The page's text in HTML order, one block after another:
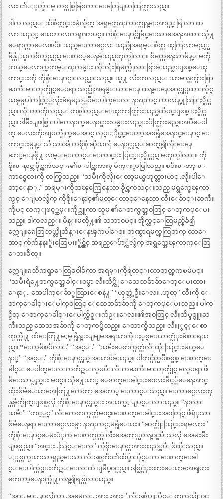
လး ၏ႏူတ္ဖ်ားမွ တစ္တစ္ခြခြစကားေတြေျပာထြက္လာသည္။
ဒါက လည္း သိစိတ္ကင္းမဲ့လွ်က္ အရွက္အေၾကာက္ကုန္ေအာင္ပင္ ရြ လာ ထ
လာ သည့္ သေဘာလကၡဏာပင္။ ကိုစိုးေနာင္လိုခ်င္ေသာအေနအထားသို႔
ေရာက္လာေလၿပီ။ သည္ေကာင္မေလး သည္လိုအရမ္းစိတ္ထ ၾကြလာမည့္အ
ခ်ိန္ကို သူကစိတ္ရွည္ရွည္ ေစာင့္ေနခဲ့သည္မဟုတ္ပါလား။ စိတ္ထေနေသာမိန္းမကို
ဘယ္ေလာက္ၾကမ္းၾကမ္း လိုးလိုးစြဲမက္လိုလားစြာခံသည္သာျဖစ္ေၾ
ကာင္းကို ကိုစိုးေနာင္နားလည္ထားသည္။ သူ႔ လီးကလည္း သာမာန္ထက္မ်ားစြာ
ႀကီးမားတုတ္ခိုင္ေပရာ သည္လိုအရမ္းယားေန ထန္ေနေအာင္လုပ္မထားလွ်င္
ယခုမွပါကင္ဖြင့္အလိုးခံရမည့္အပ်ိဳေပါက္ေလး နာၾကင္ ကာလန္႔သြားႏိူင္သ
ည္။ လိုးတာကိုလည္း တစ္ခါတည္းေၾကာက္သြားသည္အထိပင္ျဖစ္ ႏိူင္သ
ည္။ ဒါမ်ိဳးျဖစ္သြားပါကေနာက္ေနာင္စားလမ္းလည္းပိတ္သြားမည္။အပ်ိဳေပါ
က္ ေလးကိုအျပတ္ခိုက္ေအာင္ လုပ္ႏိူင္ရင္ေတာ့အစရွိအေနာင္ေနာင္ ေ
ကာင္းမွန္းသိ သာအိ တစိုစို ဆိုသလို ေနာင္လည္းဆက္၍လိုးေနေ
ဆာ္ေနဖို႔ လမ္းေကာင္းေကာင္း ပြင့္ႏိူင္သည္ မဟုတ္ပါလား။ ကို
စိုးေနာင္က ခိုင္ၾကဴသင္း၏ေပါင္ၾကားမွ မ်က္ႏွာခြါသည္။ ၿပီးေတာ့ ေ
ကာင္မေလးကို တက္ခြသည္။ “သမီးကိုလိုးေတာ့မယ္မဟုတ္လားဟင္..လိုးပါေ
တာ့ေနာ္..” အရမ္းကိုထၾကြေနေသာ ခိုင္ၾကဴသင္းသည္ မရွက္မေၾကာ
က္ပင္ ေျပာလွ်က္ ကိုစိုးေနာင္၏မတ္ေတာင္ေနေသာ လီးေခ်ာင္းႀကီး
ကိုပင္ လက္ျဖင့္လွမ္းကိုင္ယူကာ သူမ ၏ေစာက္ပတ္အ၀တြင္ ေတ့ကပ္ေပး
သည္။ ဒါကလည္း မိန္းမတို႔၏ သဘာ၀ပင္။ အိုက္တင္ေတြမည္မွ်ခံ၍
ဣေျႏၵေတြဘယ္လိုထိန္းေနၾကပါေစ။ တဏွာရမက္ၾကြတက္ လာေ
အာင္ က်က်နနႏိူးဆြေပးႏိူင္လွ်င္ အရည္ေပ်ာ္က်လွ်က္ အရွက္အေၾကာက္ေတြ
ေဘးခ်ိတ္။
ဣေျႏၵသိကၡာေတြခ၀ါခ်ကာ အရမ္းကိုရဲတင္းလာတတ္ၾကၿမဲပင္။
“သမီးရဲ႔ေစာက္ပတ္အေခါင္း၀မွာ လီးထိပ္ကို ေသေသခ်ာခ်ာေတ့ေပးထား
ေနာ္.. အေပါက္ေခ်ာ္မသြားေစနဲ႔” “ဟုတ္ကဲ့ဦးေလး..ဟုတ္” လီးကို ေ
စာက္ေခါင္းေပါက္၀တြင္ ေသေသခ်ာခ်ာကို ေတ့ကပ္ေပးသည္။ ပါက
င္ပိတ္ ေစာက္ေခါင္းေပါက္က်ဥ္းက်ဥ္းေလး၏အ၀တြင္ လီးထိပ္ဒစ္ဖူးႀ
ကီးသည္ အေသအခ်ာကို ေတ့ကပ္မိသည္။ ေထာက္မိသည္။ လီးႏွင့္ေစာ
က္ပတ္တို႔ ထိေတြ႔မႈမွ ရွိန္းျမျမအရသာကို ႏွစ္ေယာက္လံုးခံစားရသ
ည္။ “ေတ့မိၿပီလား.” “အင္း.” “သမီးေစာက္ပတ္ထဲလီးထိုးသြင္းမယ္ေ
နာ္” “အင္း.” ကိုစိုးေနာင္သည္ အသာဖိခ်သည္။ ပါကင္ပိတ္အပ်ိဳစစ္စစ္ ေစာက္ေ
ခါင္း ေပါက္ေလးကက်ဥ္းလွၿပီး လီးကႀကီးမားတုတ္ခိုင္ လွေပရာ ဖိ
မိေသာ္လည္း မ၀င္။ သို႔ေသာ္ ေစာက္ေခါင္း၀ေလးခ်ဳိင့္အိေနေအာင္
ထိုးဖိမိေသာအေတြ႔ကေတာ့ အေတာ္ ေကာင္းသည္။ ေကာင္မေလးတု
န္တခိုက္ခိုက္ျဖစ္သလို ကိုစိုးေနာင္လည္း အသက္ရႈ ျပင္းလာသည္။ “နာလား
သမီး” “ဟင့္အင္” လီးကေစာက္ပတ္ထဲမ၀င္။ေစာက္ေခါင္းအ၀တြင္ ဖိရံုသာ
ဖိမိေနရာ ေကာင္မေလးမွာ နာၾကင္မႈမရွိေသး။ “ဆက္ထိုးသြင္းရမလား”
ကိုစိုးေနာင္ေမးပံုက ေစာက္ပတ္ထဲ လီးအေတာ္အတန္၀င္ၿပီးသလို အေမးမ်ိဳး
ျဖစ္သည္။ “အင္း..သြင္းေလ” ကိုစိုးေနာင္က အားထည့္ၿပီး ဖိထိုးသည္။
ႏွစ္လက္မသာသာရွည္ေသာ လီးဒစ္ႀကီး၏ထိပ္ဖ်ားပိုင္းက ေစာက္ေခါ
င္းေပါက္က်ဥ္းက်ဥ္းေလးထဲ ျမဳပ္၀င္သည္။ ဒစ္တြင္ဖံုးထားေသာအေရျပား
ကေတာ့ေနာက္သို႔လန္၍ရစ္က်လာသည္။
“အား..မား..နာလိုက္တာ..အမေလး..အား..အား.” လီးဒစ္ထိပ္ဖူးပိုင္း တကယ္ထိုး၀င္